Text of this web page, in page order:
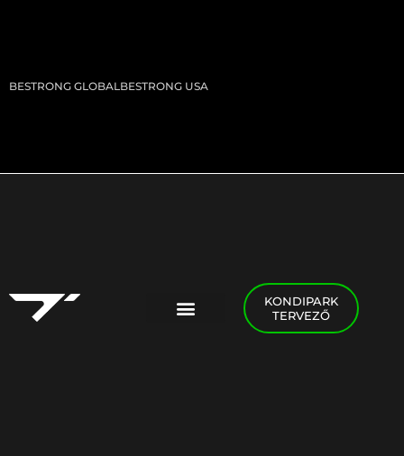
BESTRONG GLOBALBESTRONG USA
KONDIPARK
TERVEZŐ